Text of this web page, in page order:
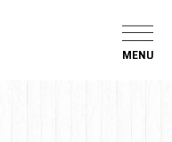
MENU